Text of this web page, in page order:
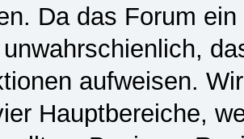
Da das Forum
aufweisen.
Hauptbereiche,